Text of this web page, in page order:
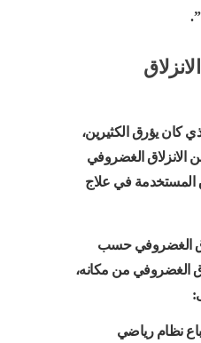
كان يؤرق الكثيرين،
الانزلاق الغضروفي
المستخدمة في علاج
الغضروفي حسب
الغضروفي من مكانه،
نظام رياضي